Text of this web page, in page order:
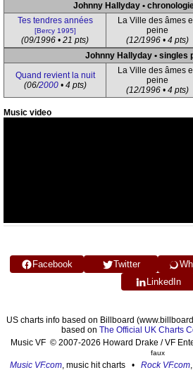
Johnny Hallyday •
Tes tendres années
[Bercy 1995]
(09/1996 • 21 pts)
La Ville des âmes
peine
(12/1996 • 4 pts)
Johnny Hallyday • singles
Quand revient la nuit
(06/2000• 4 pts)
La Ville des âmes
peine
(12/1996 • 4 pts)
Music video
Facebook Twitter
LinkedIn
US charts info based on Billboard
based on The Official UK Charts
Music VF © 2007-2026 Howard Drake / VF
faux
Music VF.com, music hit charts • Rock VF.com